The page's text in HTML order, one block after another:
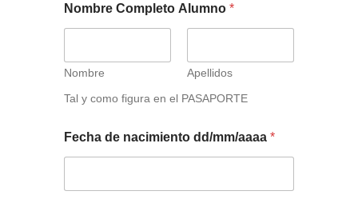
Nombre Completo Alumno *
Nombre
Apellidos
Tal y como figura en el PASAPORTE
Fecha de nacimiento dd/mm/aaaa *